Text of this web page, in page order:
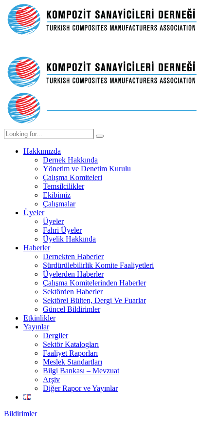
Hakkımızda
Dernek Hakkında
Yönetim ve Denetim Kurulu
Çalışma Komiteleri
Temsilcilikler
Ekibimiz
Çalışmalar
Üyeler
Üyeler
Fahri Üyeler
Üyelik Hakkında
Haberler
Dernekten Haberler
Sürdürülebilirlik Komite Faaliyetleri
Üyelerden Haberler
Çalışma Komitelerinden Haberler
Sektörden Haberler
Sektörel Bülten, Dergi Ve Fuarlar
Güncel Bildirimler
Etkinlikler
Yayınlar
Dergiler
Sektör Katalogları
Faaliyet Raporları
Meslek Standartları
Bilgi Bankası – Mevzuat
Arşiv
Diğer Rapor ve Yayınlar
Bildirimler